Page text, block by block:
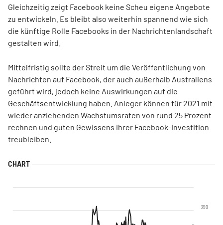
Gleichzeitig zeigt Facebook keine Scheu eigene Angebote
zu entwickeln. Es bleibt also weiterhin spannend wie sich
die künftige Rolle Facebooks in der Nachrichtenlandschaft
gestalten wird.
Mittelfristig sollte der Streit um die Veröffentlichung von
Nachrichten auf Facebook, der auch außerhalb Australiens
geführt wird, jedoch keine Auswirkungen auf die
Geschäftsentwicklung haben. Anleger können für 2021 mit
wieder anziehenden Wachstumsraten von rund 25 Prozent
rechnen und guten Gewissens ihrer Facebook-Investition
treubleiben.
250